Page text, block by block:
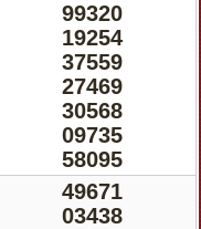
99320
19254
37559
27469
30568
09735
58095
49671
03438